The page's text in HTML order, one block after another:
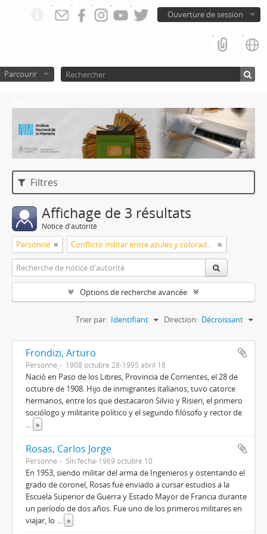
Ouverture de session
Parcourir
Filtres
Affichage de 3 résultats
Notice d'autorité
Personne Conflicto militar entre azules y colorados
Options de recherche avancée
Trier par: Identifiant Direction: Décroissant
Frondizi, Arturo
Personne 1908 octubre 28-1995 abril 18
Nació en Paso de los Libres, Provincia de Corrientes, el 28 de
octubre de 1908. Hijo de inmigrantes italianos, tuvo catorce
hermanos, entre los que destacaron Silvio y Risieri, el primero
sociólogo y militante político y el segundo filósofo y rector de
... »
Rosas, Carlos Jorge
Personne Sin fecha-1969 octubre 10
En 1953, siendo militar del arma de Ingenieros y ostentando el
grado de coronel, Rosas fue enviado a cursar estudios a la
Escuela Superior de Guerra y Estado Mayor de Francia durante
un período de dos años. Fue uno de los primeros militares en
viajar, lo ... »